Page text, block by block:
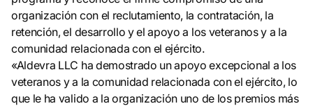
organización con el reclutamiento, la contratación, la
retención, el desarrollo y el apoyo a los veteranos y a la
comunidad relacionada con el ejército.
«Aldevra LLC ha demostrado un apoyo excepcional a los
veteranos y a la comunidad relacionada con el ejército, lo
que le ha valido a la organización uno de los premios más